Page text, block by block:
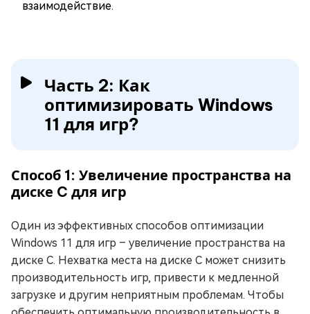
взаимодействие.
Часть 2: Как
оптимизировать Windows
11 для игр?
Способ 1: Увеличение пространства на
диске C для игр
Один из эффективных способов оптимизации
Windows 11 для игр – увеличение пространства на
диске C. Нехватка места на диске C может снизить
производительность игр, привести к медленной
загрузке и другим неприятным проблемам. Чтобы